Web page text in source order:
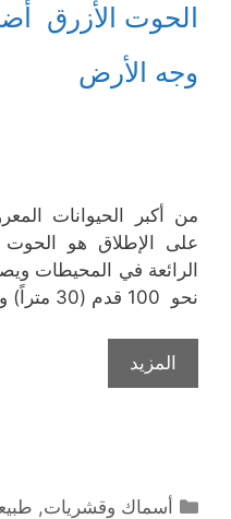
الحوت الأزرق
وجه الأرض
من أكبر الحيوانات
على الإطلاق هو الحوت
الرائعة في المحيطات
نحو 100 قدم (30 متراً) ويزن ما يقارب 200 طن .
المزيد
التصنيفات
أسماك وقشريات,